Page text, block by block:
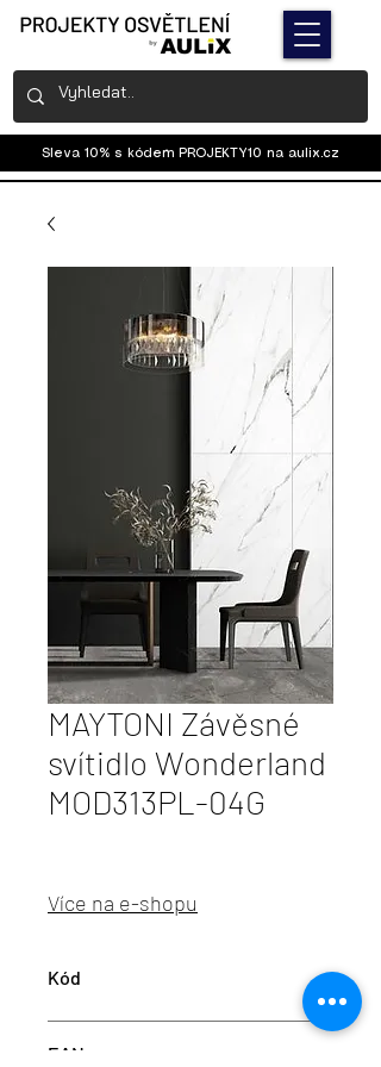
Sleva 10% s kódem PROJEKTY10 na aulix.cz
MAYTONI Závěsné
svítidlo Wonderland
MOD313PL-04G
Více na e-shopu
Kód
EAN